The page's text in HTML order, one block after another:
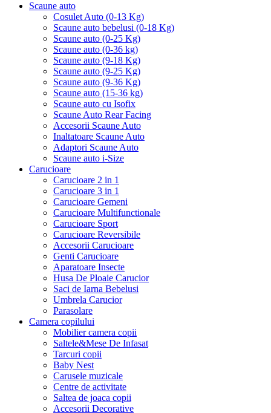
Scaune auto
Cosulet Auto (0-13 Kg)
Scaune auto bebelusi (0-18 Kg)
Scaune auto (0-25 Kg)
Scaune auto (0-36 kg)
Scaune auto (9-18 Kg)
Scaune auto (9-25 Kg)
Scaune auto (9-36 Kg)
Scaune auto (15-36 kg)
Scaune auto cu Isofix
Scaune Auto Rear Facing
Accesorii Scaune Auto
Inaltatoare Scaune Auto
Adaptori Scaune Auto
Scaune auto i-Size
Carucioare
Carucioare 2 in 1
Carucioare 3 in 1
Carucioare Gemeni
Carucioare Multifunctionale
Carucioare Sport
Carucioare Reversibile
Accesorii Carucioare
Genti Carucioare
Aparatoare Insecte
Husa De Ploaie Carucior
Saci de Iarna Bebelusi
Umbrela Carucior
Parasolare
Camera copilului
Mobilier camera copii
Saltele&Mese De Infasat
Tarcuri copii
Baby Nest
Carusele muzicale
Centre de activitate
Saltea de joaca copii
Accesorii Decorative